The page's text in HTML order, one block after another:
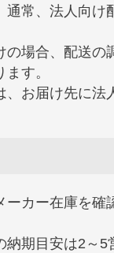
通常、法人向け
の場合、配送の
す。
、お届け先に法
ーカー在庫を確
納期目安は2～5